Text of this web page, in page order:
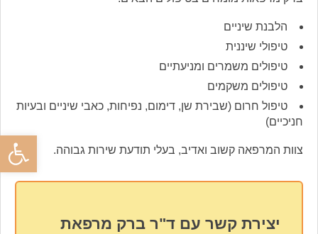
פתח
הלבנת שיניים
טיפולי שיננית
טיפולים משמרים ומניעתיים
טיפולים משקמים
טיפול חרום (שבירת שן, דימום, נפיחות, כאבי שיניים ובעיות
חניכיים)
צוות המרפאה קשוב ואדיב, בעלי תודעת שירות גבוהה.
יצירת קשר עם ד"ר ברק מרפאת